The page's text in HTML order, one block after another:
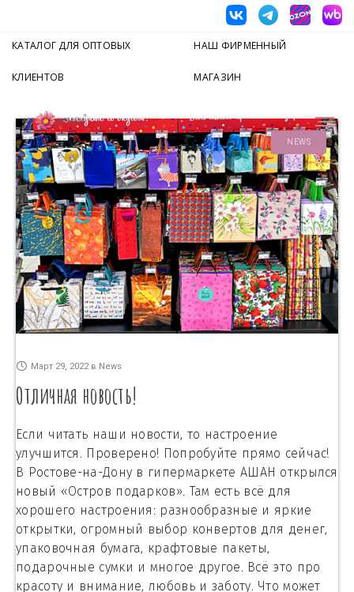
КАТАЛОГ ДЛЯ ОПТОВЫХ
КЛИЕНТОВ
НАШ ФИРМЕННЫЙ
МАГАЗИН
NEWS
Март 29, 2022 в News
Отличная новость!
Если читать наши новости, то настроение
улучшится. Проверено! Попробуйте прямо сейчас!
В Ростове-на-Дону в гипермаркете АШАН открылся
новый «Остров подарков». Там есть всё для
хорошего настроения: разнообразные и яркие
открытки, огромный выбор конвертов для денег,
упаковочная бумага, крафтовые пакеты,
подарочные сумки и многое другое. Всё это про
красоту и внимание, любовь и заботу. Что может